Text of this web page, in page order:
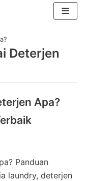
Deterjen
Apa?
Panduan
laundry, deterjen